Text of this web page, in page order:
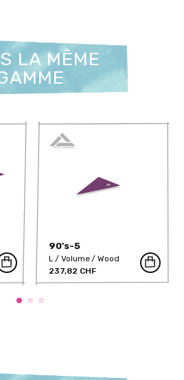
LA MÊME
90's-5
L Volume
Wood
237,82 CHF